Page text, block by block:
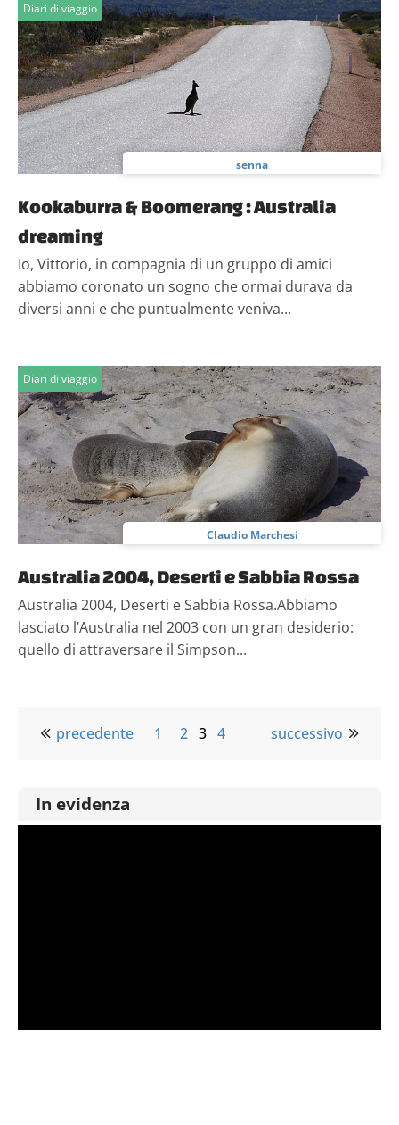
Diari di viaggio
senna
Kookaburra & Boomerang : Australia
dreaming
Io, Vittorio, in compagnia di un gruppo di amici
abbiamo coronato un sogno che ormai durava da
diversi anni e che puntualmente veniva...
Diari di viaggio
Claudio Marchesi
Australia 2004, Deserti e Sabbia Rossa
Australia 2004, Deserti e Sabbia Rossa.Abbiamo
lasciato l’Australia nel 2003 con un gran desiderio:
quello di attraversare il Simpson...
precedente 1 2 3 4 successivo
In evidenza